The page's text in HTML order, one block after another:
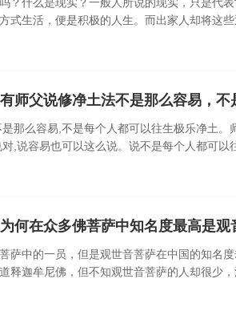
式生活，便是积极的人生。而出家人却将这
师父说修净土法不是那么容易，
那么容易,不是每个人都可以往生极乐净土
,说容易也可以这么说。说不是每个人都可以
何在众多佛菩萨中知名度最高是观
萨中的一员，但是观世音菩萨在中国的知名
释迦牟尼佛，但不知观世音菩萨的人却很少